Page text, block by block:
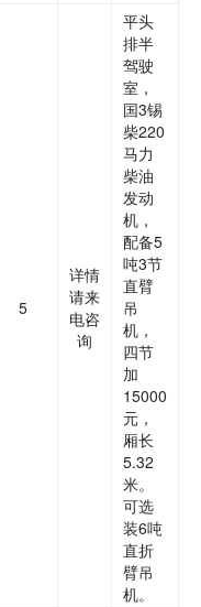
5
详情
请来
电咨
询
平头
排半
驾驶
室，
国3锡
柴220
马力
柴油
发动
机，
配备5
吨3节
直臂
吊
机，
四节
加
15000
元，
厢长
5.32
米。
可选
装6吨
直折
臂吊
机。